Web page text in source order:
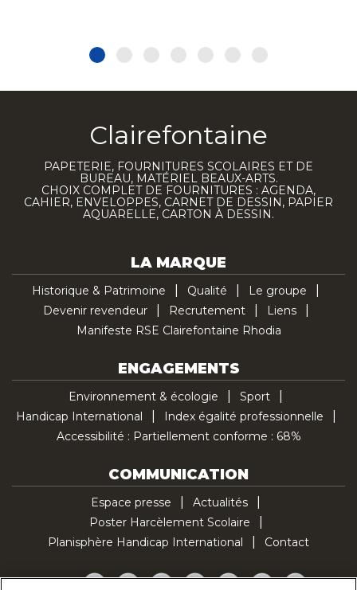
Clairefontaine
PAPETERIE, FOURNITURES SCOLAIRES ET DE
BUREAU, MATÉRIEL BEAUX-ARTS.
CHOIX COMPLET DE FOURNITURES : AGENDA,
CAHIER, ENVELOPPES, CARNET DE DESSIN, PAPIER
AQUARELLE, CARTON À DESSIN.
LA MARQUE
Historique & Patrimoine Qualité
Le groupe
Devenir revendeur
Recrutement
Liens
Manifeste RSE Clairefontaine Rhodia
ENGAGEMENTS
Environnement & écologie
Sport
Handicap International
Index égalité professionnelle
Accessibilité : Partiellement conforme : 68%
COMMUNICATION
Espace presse
Actualités
Poster Harcèlement Scolaire
Planisphère Handicap International
Contact
Facebook
TwitterYouTubePinterestInstagramLinkedInTikTok